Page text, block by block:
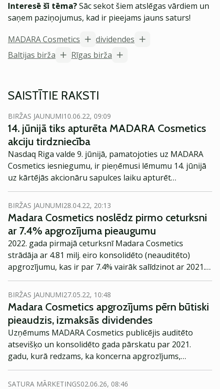
Interesē šī tēma?Sāc sekot šiem atslēgas vārdiem un
saņem paziņojumus, kad ir pieejams jauns saturs!
MADARA Cosmetics
dividendes
Baltijas birža
Rīgas birža
SAISTĪTIE RAKSTI
BIRŽAS JAUNUMI10.06.22, 09:09
14. jūnijā tiks apturēta MADARA Cosmetics
akciju tirdzniecība
Nasdaq Riga valde 9. jūnijā, pamatojoties uz MADARA
Cosmetics iesniegumu, ir pieņēmusi lēmumu 14. jūnijā
uz kārtējās akcionāru sapulces laiku apturēt
tirdzniecību ar uzņēmuma akcijām.
BIRŽAS JAUNUMI28.04.22, 20:13
Madara Cosmetics noslēdz pirmo ceturksni
ar 7.4% apgrozījuma pieaugumu
2022. gada pirmajā ceturksnī Madara Cosmetics
strādāja ar 4.81 milj. eiro konsolidēto (neauditēto)
apgrozījumu, kas ir par 7.4% vairāk salīdzinot ar 2021.
gada pirmo ceturksni.
BIRŽAS JAUNUMI27.05.22, 10:48
Madara Cosmetics apgrozījums pērn būtiski
pieaudzis, izmaksās dividendes
Uzņēmums MADARA Cosmetics publicējis auditēto
atsevišķo un konsolidēto gada pārskatu par 2021.
gadu, kurā redzams, ka koncerna apgrozījums,
salīdzinot ar 2021. gadu, palielinājies par 20%.
SATURA MĀRKETINGS02.06.26, 08:46